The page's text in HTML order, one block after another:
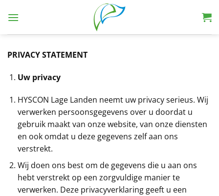
PRIVACY STATEMENT
Uw privacy
HYSCON Lage Landen neemt uw privacy serieus. Wij
verwerken persoonsgegevens over u doordat u
gebruik maakt van onze website, van onze diensten
en ook omdat u deze gegevens zelf aan ons
verstrekt.
Wij doen ons best om de gegevens die u aan ons
hebt verstrekt op een zorgvuldige manier te
verwerken. Deze privacyverklaring geeft u een